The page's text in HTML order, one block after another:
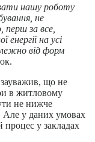
нашу роботу
не
перш за все,
енергії на усі
від форм
що не
в житловому
не нижче
Але у даних умовах
у закладах